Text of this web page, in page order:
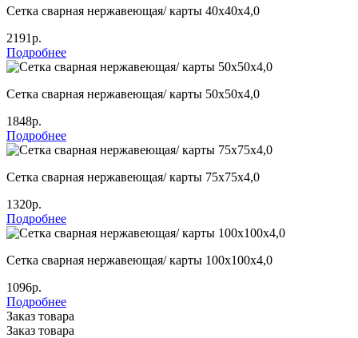
Сетка сварная нержавеющая/ карты 40х40х4,0
2191р.
Подробнее
Сетка сварная нержавеющая/ карты 50х50х4,0
1848р.
Подробнее
Сетка сварная нержавеющая/ карты 75х75х4,0
1320р.
Подробнее
Сетка сварная нержавеющая/ карты 100х100х4,0
1096р.
Подробнее
Заказ товара
Заказ товара